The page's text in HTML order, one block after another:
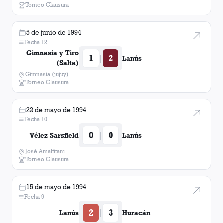
Torneo Clausura
5 de junio de 1994
Fecha 12
Gimnasia y Tiro
(Salta)
1 | 2 Lanús
Gimnasia (jujuy)
Torneo Clausura
22 de mayo de 1994
Fecha 10
Vélez Sarsfield 0 | 0 Lanús
José Amalfitani
Torneo Clausura
15 de mayo de 1994
Fecha 9
Lanús 2 | 3 Huracán